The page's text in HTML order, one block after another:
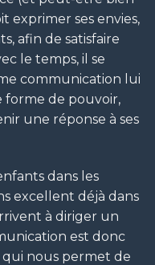
exprimer ses envies,
afin de satisfaire
le temps, il se
communication lui
de pouvoir,
une réponse à ses
dans les
excellent déjà dans
à diriger un
est donc
nous permet de